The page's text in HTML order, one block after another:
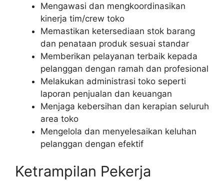
Mengawasi dan mengkoordinasikan
kinerja tim/crew toko
Memastikan ketersediaan stok barang
dan penataan produk sesuai standar
Memberikan pelayanan terbaik kepada
pelanggan dengan ramah dan profesional
Melakukan administrasi toko seperti
laporan penjualan dan keuangan
Menjaga kebersihan dan kerapian seluruh
area toko
Mengelola dan menyelesaikan keluhan
pelanggan dengan efektif
Ketrampilan Pekerja